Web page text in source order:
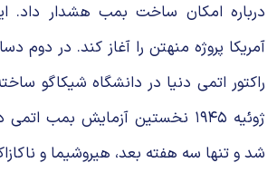
درباره امکان ساخت بمب هشدار داد.
ژوئیه ۱۹۴۵ نخستین آزمایش بمب
شد و تنها سه هفته بعد، هیروشیما و